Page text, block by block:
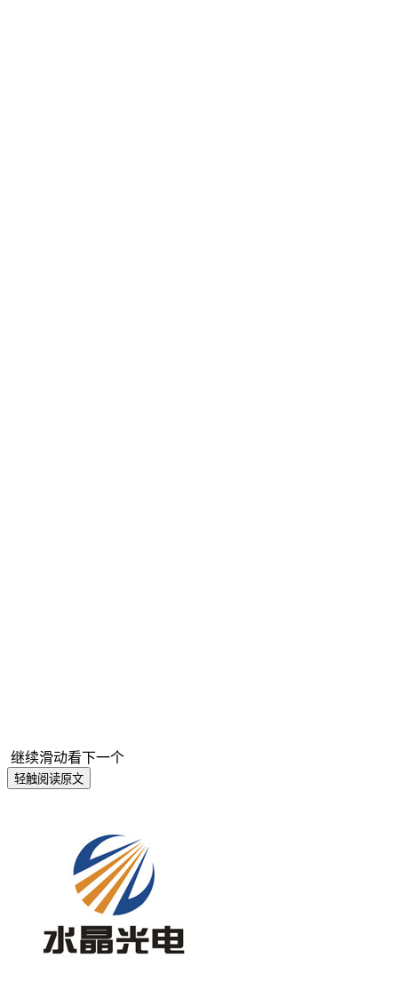
继续滑动看下一个
轻触阅读原文